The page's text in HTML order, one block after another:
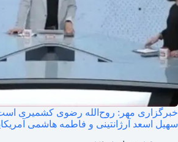
خبرگزاری مهر: روح‌الله رضوی کشمیری
سهیل اسعد آرژانتینی و فاطمه هاشمی